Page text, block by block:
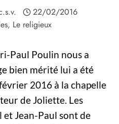
22/02/2016
, Le religieux
Paul Poulin nous a
bien mérité lui a été
2016 à la chapelle
de Joliette. Les
Jean-Paul sont de